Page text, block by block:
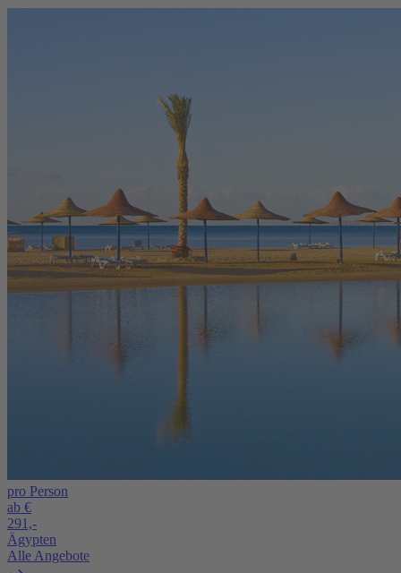
pro Person
ab €
291,-
Ägypten
Alle Angebote